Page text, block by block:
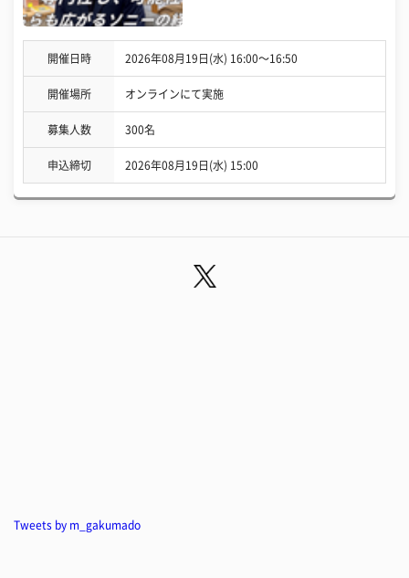
開催日時 2026年08月19日(水) 16:00〜16:50
開催場所 オンラインにて実施
募集人数 300名
申込締切 2026年08月19日(水) 15:00
Tweets by m_gakumado